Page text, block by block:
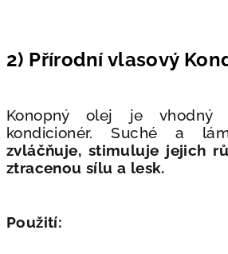
2) Přírodní vlasový
Konopný olej je vhodný
kondicionér. Suché a
zvláčňuje, stimuluje jejich
ztracenou sílu a lesk.
Použití: